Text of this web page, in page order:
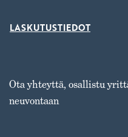
LASKUTUSTIEDOT
Ota yhteyttä, osallistu
neuvontaan